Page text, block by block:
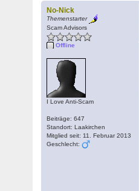
No-Nick
Themenstarter
Scam Advisors
Offline
I Love Anti-Scam
Beiträge: 647
Standort: Laakirchen
Mitglied seit: 11. Februar 2013
Geschlecht: